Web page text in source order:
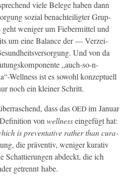
viele Belege haben dann
sozial benachteiligter Grup­
weniger um Fieber­mit­tel und
um eine Bal­ance der — Verzei­
Und von da
„auch-so-n-
Wellness ist es sowohl konzeptuell
noch ein klein­er Schritt.
dass das OED im Jan­u­ar
vonwell­nesseinge­fügt hat:
is pre­ven­ta­tive rather than cura­
die präven­tiv, weniger kura­tiv
Schat­tierun­gen abdeckt, die ich
getren­nt habe.